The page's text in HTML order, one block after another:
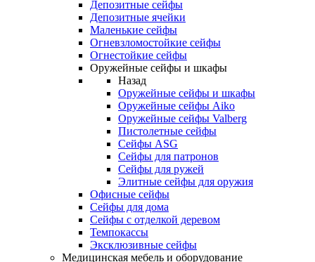
Депозитные сейфы
Депозитные ячейки
Маленькие сейфы
Огневзломостойкие сейфы
Огнестойкие сейфы
Оружейные сейфы и шкафы
Назад
Оружейные сейфы и шкафы
Оружейные сейфы Aiko
Оружейные сейфы Valberg
Пистолетные сейфы
Сейфы ASG
Сейфы для патронов
Сейфы для ружей
Элитные сейфы для оружия
Офисные сейфы
Сейфы для дома
Сейфы с отделкой деревом
Темпокассы
Эксклюзивные сейфы
Медицинская мебель и оборудование